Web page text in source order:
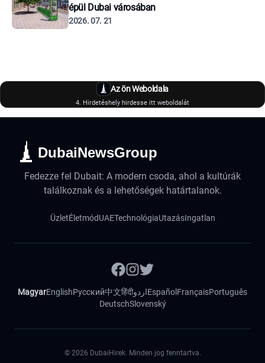
épül Dubai városában
2026. 07. 21
Az ön Weboldala
4. Hirdetéshely hirdesse itt weboldalát
DubaiNewsGroup
Fedezze fel Dubait: A modern csoda, ahol a kultúrák
találkoznak és a lehetőségek határtalanok.
ÜzletÉletmódUAETechnológiaUtazásIngatlan
MagyarEnglishРусский中文हिंदीاردوEspañol FrançaisPortuguês
DeutschSlovenský
© 2026 DubaiHirek. Minden jog fenntartva.